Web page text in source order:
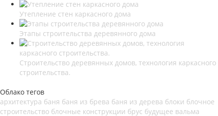
Утепление стен каркасного дома
Этапы строительства деревянного дома
Строительство деревянных домов, технология каркасного
строительства.
Облако тегов
архитектура баня баня из брева баня из дерева блоки блочное
строительство блочные конструкции брус будущее вальма